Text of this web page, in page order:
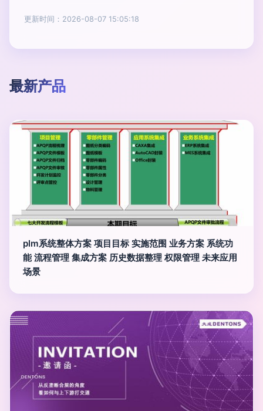
更新时间：2026-08-07 15:05:18
最新产品
plm系统整体方案 项目目标 实施范围 业务方案 系统功
能 流程管理 集成方案 历史数据整理 权限管理 未来应用
场景